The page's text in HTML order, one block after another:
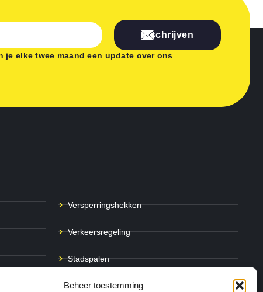
Beheer toestemming
Inschrijven
je elke twee maand een update over ons
Versperringshekken
Verkeersregeling
Stadspalen
Afzetpalen